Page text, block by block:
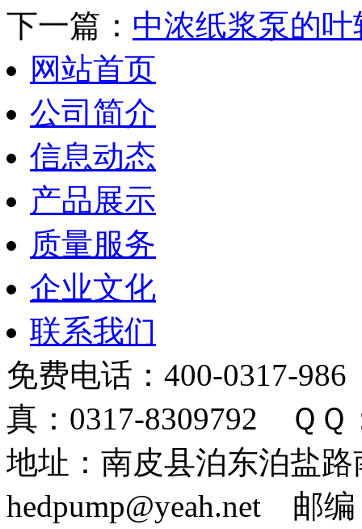
下一篇： 中浓纸浆泵的
网站首页
公司简介
信息动态
产品展示
质量服务
企业文化
联系我们
免费电话：400-0317-
真：0317-8309792 ＱＱ
地址：南皮县泊东泊盐
hedpump@yeah.net 邮编